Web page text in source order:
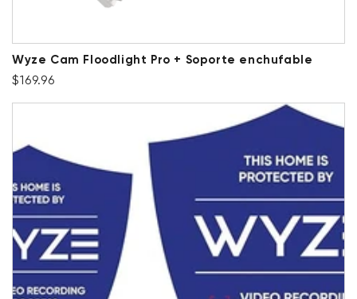
Wyze Cam Floodlight Pro + Soporte enchufable
Precio habitual
$169.96